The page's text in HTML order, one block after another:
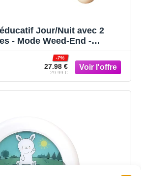
Jour/Nuit avec 2
- Mode Weed-End -
Enfant Fille Garçon
27.98 €
-7%
29.99 €